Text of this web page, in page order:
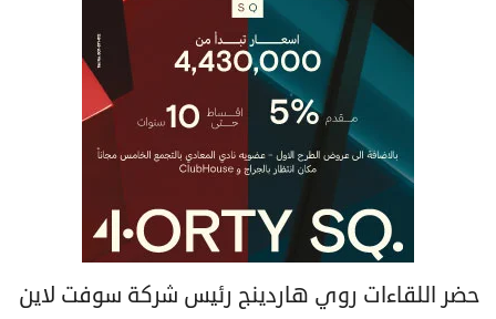
حضر اللقاءات روي هاردينج رئيس شركة سوفت لاين